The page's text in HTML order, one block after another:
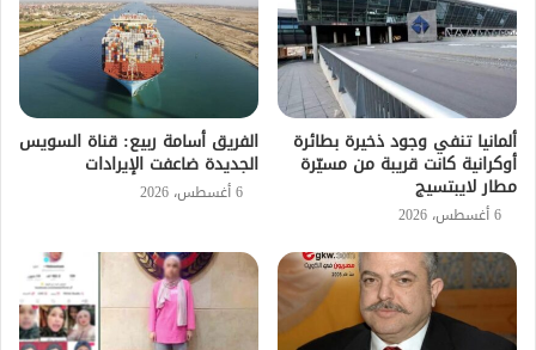
ألمانيا تنفي وجود ذخيرة بطائرة
أوكرانية كانت قريبة من مسيّرة
مطار لايبتسيج
6 أغسطس، 2026
الفريق أسامة ربيع: قناة السويس
الجديدة ضاعفت الإيرادات
6 أغسطس، 2026